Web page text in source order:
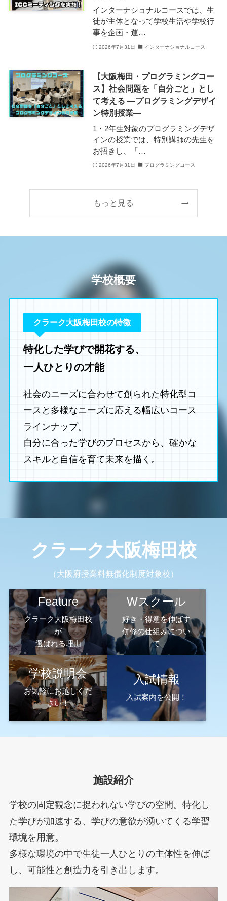
インターナショナルコースでは、生
徒が主体となって学校生活や学校行
事を企画・運…
2026年7月31日 インターナショナルコース
【大阪梅田・プログラミングコー
ス】社会問題を「自分ごと」とし
て考える ―プログラミングデザイ
ン特別授業―
1・2年生対象のプログラミングデザ
インの授業では、特別講師の先生を
お招きし、「…
2026年7月31日 プログラミングコース
もっと見る
学校概要
クラーク大阪梅田校の特徴
特化した学びで開花する、
一人ひとりの才能
社会のニーズに合わせて創られた特化型コ
ースと多様なニーズに応える幅広いコース
ラインナップ。
自分に合った学びのプロセスから、確かな
スキルと自信を育て未来を描く。
クラーク大阪梅田校
（大阪府授業料無償化制度対象校）
Feature
クラーク大阪梅田校
が
選ばれる理由
Wスクール
好き・得意を伸ばす
併修の仕組みについ
て
学校説明会
お気軽にお越しくだ
さい！
入試情報
入試案内を公開！
施設紹介
学校の固定観念に捉われない学びの空間。特化し
た学びが加速する、学びの意欲が湧いてくる学習
環境を用意。
多様な環境の中で生徒一人ひとりの主体性を伸ば
し、可能性と創造力を引き出します。